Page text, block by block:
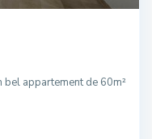
bel appartement de 60m²